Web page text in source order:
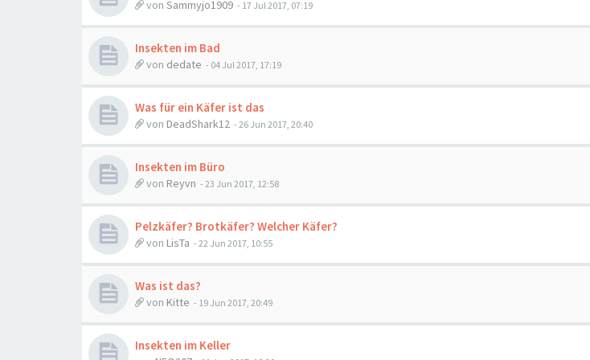
von Sammyjo1909 - 17 Jul 2017, 07:19
Insekten im Bad
von dedate - 04 Jul 2017, 17:19
Was für ein Käfer ist das
von DeadShark12 - 26 Jun 2017, 20:40
Insekten im Büro
von Reyvn - 23 Jun 2017, 12:58
Pelzkäfer? Brotkäfer? Welcher Käfer?
von LisTa - 22 Jun 2017, 10:55
Was ist das?
von Kitte - 19 Jun 2017, 20:49
Insekten im Keller